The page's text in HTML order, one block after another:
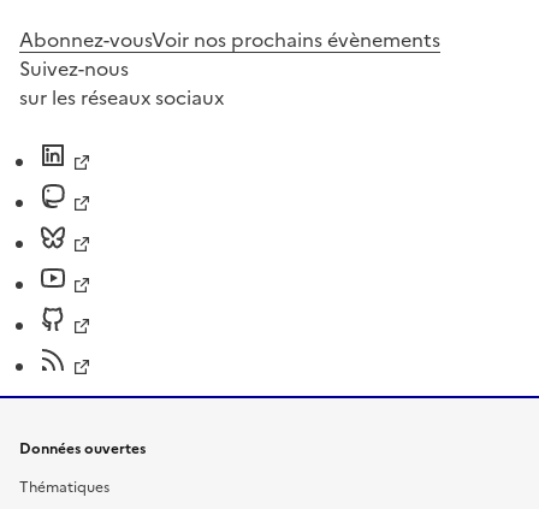
Abonnez-vousVoir nos prochains évènements
Suivez-nous
sur les réseaux sociaux
Données ouvertes
Thématiques